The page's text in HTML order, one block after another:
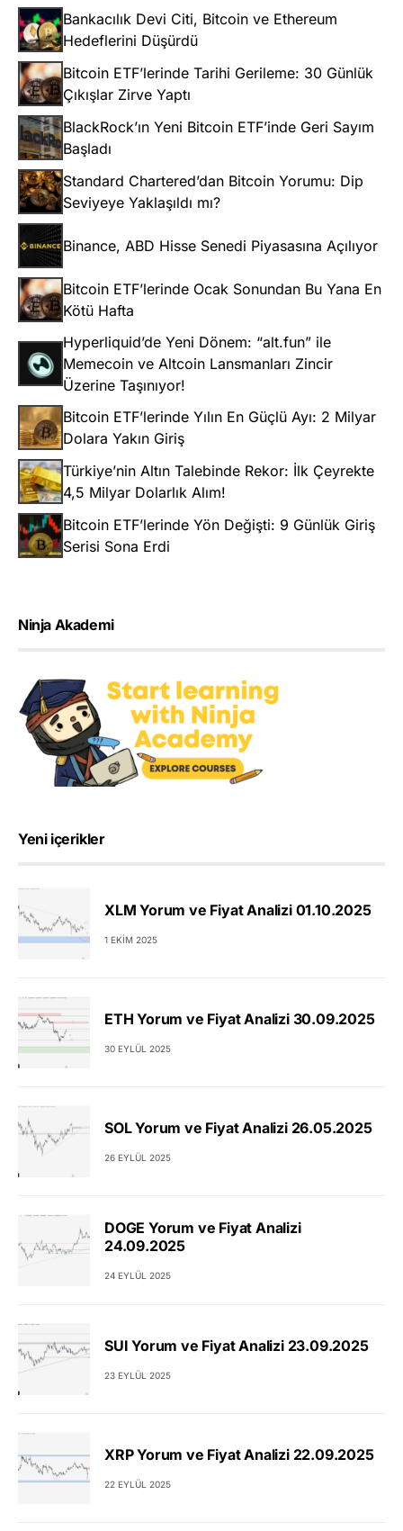
Bankacılık Devi Citi, Bitcoin ve Ethereum
Hedeflerini Düşürdü
Bitcoin ETF’lerinde Tarihi Gerileme: 30 Günlük
Çıkışlar Zirve Yaptı
BlackRock’ın Yeni Bitcoin ETF’inde Geri Sayım
Başladı
Standard Chartered’dan Bitcoin Yorumu: Dip
Seviyeye Yaklaşıldı mı?
Binance, ABD Hisse Senedi Piyasasına Açılıyor
Bitcoin ETF’lerinde Ocak Sonundan Bu Yana En
Kötü Hafta
Hyperliquid’de Yeni Dönem: “alt.fun” ile
Memecoin ve Altcoin Lansmanları Zincir
Üzerine Taşınıyor!
Bitcoin ETF’lerinde Yılın En Güçlü Ayı: 2 Milyar
Dolara Yakın Giriş
Türkiye’nin Altın Talebinde Rekor: İlk Çeyrekte
4,5 Milyar Dolarlık Alım!
Bitcoin ETF’lerinde Yön Değişti: 9 Günlük Giriş
Serisi Sona Erdi
Ninja Akademi
Yeni içerikler
XLM Yorum ve Fiyat Analizi 01.10.2025
1 EKIM 2025
ETH Yorum ve Fiyat Analizi 30.09.2025
30 EYLÜL 2025
SOL Yorum ve Fiyat Analizi 26.05.2025
26 EYLÜL 2025
DOGE Yorum ve Fiyat Analizi
24.09.2025
24 EYLÜL 2025
SUI Yorum ve Fiyat Analizi 23.09.2025
23 EYLÜL 2025
XRP Yorum ve Fiyat Analizi 22.09.2025
22 EYLÜL 2025